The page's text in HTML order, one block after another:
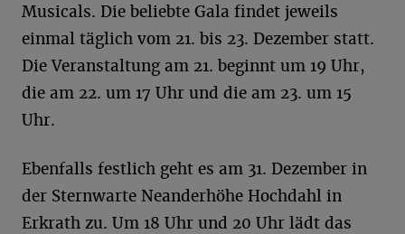
Musicals. Die beliebte Gala findet jeweils
einmal täglich vom 21. bis 23. Dezember statt.
Die Veranstaltung am 21. beginnt um 19 Uhr,
die am 22. um 17 Uhr und die am 23. um 15
Uhr.
Ebenfalls festlich geht es am 31. Dezember in
der Sternwarte Neanderhöhe Hochdahl in
Erkrath zu. Um 18 Uhr und 20 Uhr lädt das